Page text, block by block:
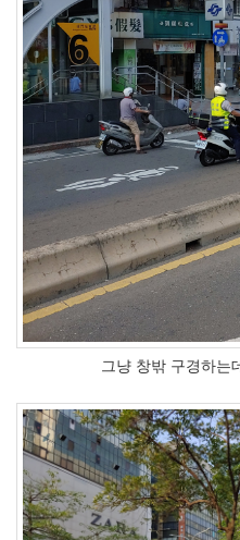
그냥 창밖 구경하는